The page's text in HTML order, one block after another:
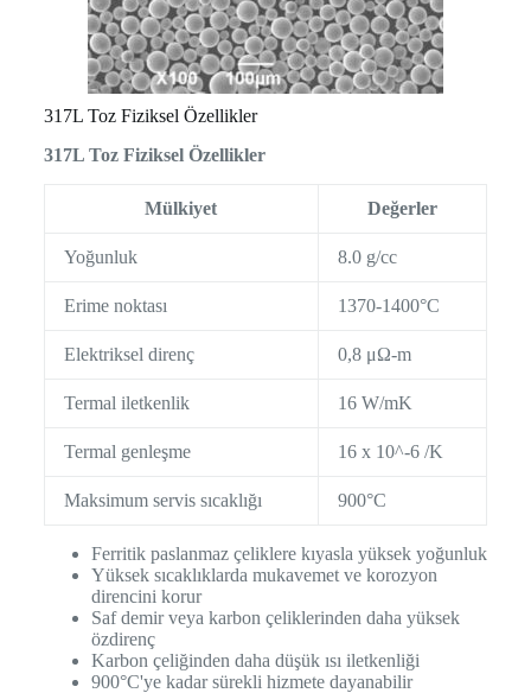
317L Toz Fiziksel Özellikler
317L Toz Fiziksel Özellikler
Mülkiyet Değerler
Yoğunluk 8.0 g/cc
Erime noktası 1370-1400°C
Elektriksel direnç 0,8 μΩ-m
Termal iletkenlik 16 W/mK
Termal genleşme 16 x 10^-6 /K
Maksimum servis sıcaklığı 900°C
Ferritik paslanmaz çeliklere kıyasla yüksek yoğunluk
Yüksek sıcaklıklarda mukavemet ve korozyon
direncini korur
Saf demir veya karbon çeliklerinden daha yüksek
özdirenç
Karbon çeliğinden daha düşük ısı iletkenliği
900°C'ye kadar sürekli hizmete dayanabilir